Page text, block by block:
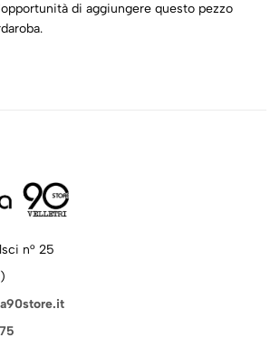
di aggiungere questo pezzo
n° 25